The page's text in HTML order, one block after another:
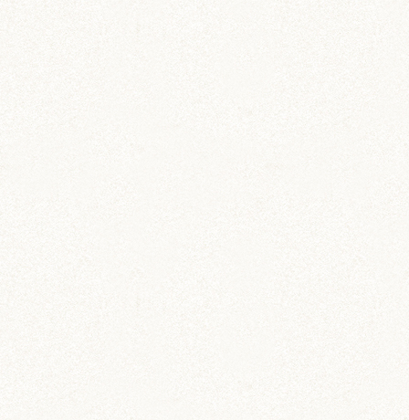
ハムの宅急便♪
次の記事
COMMENT
コメントを残す
DIY (37)